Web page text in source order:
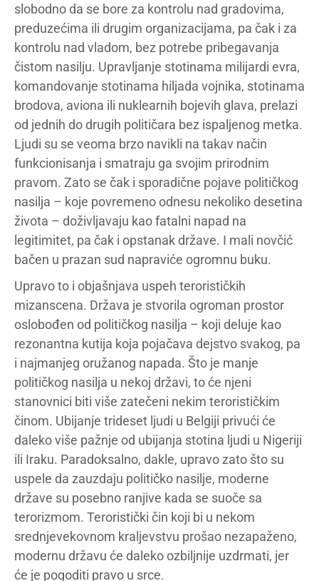
slobodno da se bore za kontrolu nad gradovima,
preduzećima ili drugim organizacijama, pa čak i za
kontrolu nad vladom, bez potrebe pribegavanja
čistom nasilju. Upravljanje stotinama milijardi evra,
komandovanje stotinama hiljada vojnika, stotinama
brodova, aviona ili nuklearnih bojevih glava, prelazi
od jednih do drugih političara bez ispaljenog metka.
Ljudi su se veoma brzo navikli na takav način
funkcionisanja i smatraju ga svojim prirodnim
pravom. Zato se čak i sporadične pojave političkog
nasilja – koje povremeno odnesu nekoliko desetina
života – doživljavaju kao fatalni napad na
legitimitet, pa čak i opstanak države. I mali novčić
bačen u prazan sud napraviće ogromnu buku.
Upravo to i objašnjava uspeh terorističkih
mizanscena. Država je stvorila ogroman prostor
oslobođen od političkog nasilja – koji deluje kao
rezonantna kutija koja pojačava dejstvo svakog, pa
i najmanjeg oružanog napada. Što je manje
političkog nasilja u nekoj državi, to će njeni
stanovnici biti više zatečeni nekim terorističkim
činom. Ubijanje trideset ljudi u Belgiji privući će
daleko više pažnje od ubijanja stotina ljudi u Nigeriji
ili Iraku. Paradoksalno, dakle, upravo zato što su
uspele da zauzdaju političko nasilje, moderne
države su posebno ranjive kada se suoče sa
terorizmom. Teroristički čin koji bi u nekom
srednjevekovnom kraljevstvu prošao nezapaženo,
modernu državu će daleko ozbiljnije uzdrmati, jer
će je pogoditi pravo u srce.